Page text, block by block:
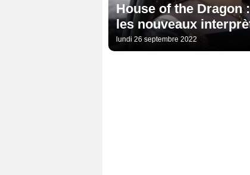
House of the Dragon
les nouveaux
lundi 26 septembre 2022